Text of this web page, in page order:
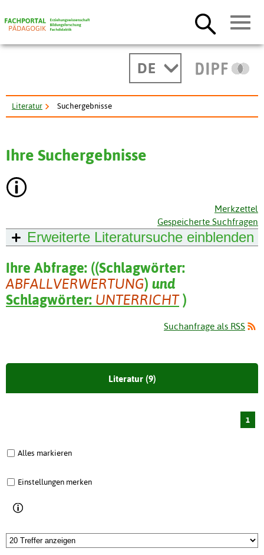
DE
Literatur Suchergebnisse
Ihre Suchergebnisse
Merkzettel
Gespeicherte Suchfragen
Erweiterte Literatursuche einblenden
Ihre Abfrage: ((Schlagwörter:
ABFALLVERWERTUNG) und
Schlagwörter: UNTERRICHT )
Suchanfrage als RSS
Literatur (9)
1
Alles markieren
Einstellungen merken